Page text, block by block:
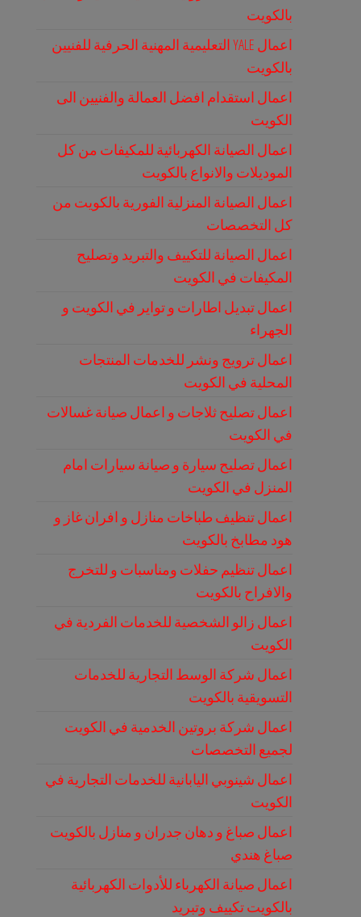
بالكويت
اعمال YALE التعليمية المهنية الحرفية للفنيين
بالكويت
اعمال استقدام افضل العمالة والفنيين الى
الكويت
اعمال الصيانة الكهربائية للمكيفات من كل
الموديلات والانواع بالكويت
اعمال الصيانة المنزلية الفورية بالكويت من
كل التخصصات
اعمال الصيانة للتكييف والتبريد وتصليح
المكيفات في الكويت
اعمال تبديل اطارات و تواير في الكويت و
الجهراء
اعمال ترويج ونشر للخدمات المنتجات
المحلية في الكويت
اعمال تصليح ثلاجات و اعمال صيانة غسالات
في الكويت
اعمال تصليح سيارة و صيانة سيارات امام
المنزل في الكويت
اعمال تنظيف طباخات منازل و افران غاز و
هود مطابخ بالكويت
اعمال تنظيم حفلات ومناسبات و للتخرج
والافراح بالكويت
اعمال زالو الشخصية للخدمات الفردية في
الكويت
اعمال شركة الوسط التجارية للخدمات
التسويقية بالكويت
اعمال شركة بروتين الخدمية في الكويت
لجميع التخصصات
اعمال شينوبي اليابانية للخدمات التجارية في
الكويت
اعمال صباغ و دهان جدران و منازل بالكويت
صباغ هندي
اعمال صيانة الكهرباء للأدوات الكهربائية
بالكويت تكييف وتبريد